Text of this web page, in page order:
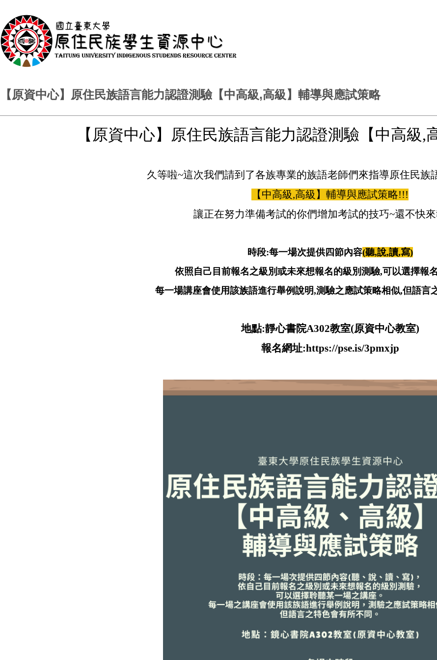
【原資中心】原住民族語言能力認證測驗【中高級,高級】輔導與應試策略
【原資中心】原住民族語言能力認證測驗【中高級,
久等啦~這次我們請到了各族專業的族語老師們來指導原住民族
【中高級,高級】輔導與應試策略!!!
讓正在努力準備考試的你們增加考試的技巧~還不快
時段:每一場次提供四節內容(聽,說,讀,寫)
依照自己目前報名之級別或未來想報名的級別測驗,可以選擇報
每一場講座會使用該族語進行舉例說明,測驗之應試策略相似,但語言
地點:靜心書院A302教室(原資中心教室)
報名網址:https://pse.is/3pmxjp